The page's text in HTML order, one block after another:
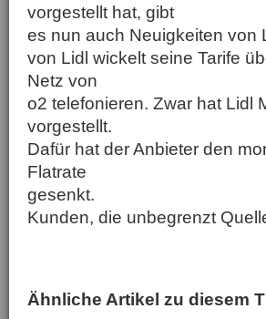
vorgestellt hat, gibt
es nun auch Neuigkeiten von
von Lidl wickelt seine Tarife
Netz von
o2 telefonieren. Zwar hat Lidl
vorgestellt.
Dafür hat der Anbieter den
Flatrate
gesenkt.
Kunden, die unbegrenzt
Ähnliche Artikel zu diesem